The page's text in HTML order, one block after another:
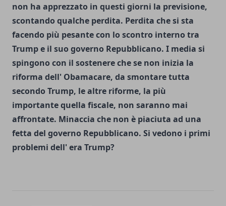
non ha apprezzato in questi giorni la previsione,
scontando qualche perdita. Perdita che si sta
facendo più pesante con lo scontro interno tra
Trump e il suo governo Repubblicano. I media si
spingono con il sostenere che se non inizia la
riforma dell' Obamacare, da smontare tutta
secondo Trump, le altre riforme, la più
importante quella fiscale, non saranno mai
affrontate. Minaccia che non è piaciuta ad una
fetta del governo Repubblicano. Si vedono i primi
problemi dell' era Trump?